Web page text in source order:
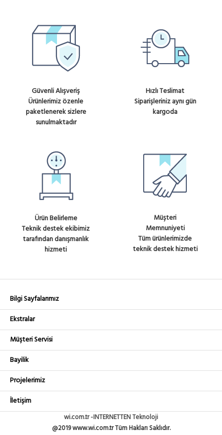
Güvenli Alışveriş
Ürünlerimiz özenle
paketlenerek sizlere
sunulmaktadır
Hızlı Teslimat
Siparişleriniz aynı gün
kargoda
Ürün Belirleme
Teknik destek ekibimiz
tarafından danışmanlık
hizmeti
Müşteri
Memnuniyeti
Tüm ürünlerimizde
teknik destek hizmeti
Bilgi Sayfalarımız
Ekstralar
Müşteri Servisi
Bayilik
Projelerimiz
İletişim
wi.com.tr -INTERNETTEN Teknoloji
@2019 www.wi.com.tr Tüm Hakları Saklıdır.